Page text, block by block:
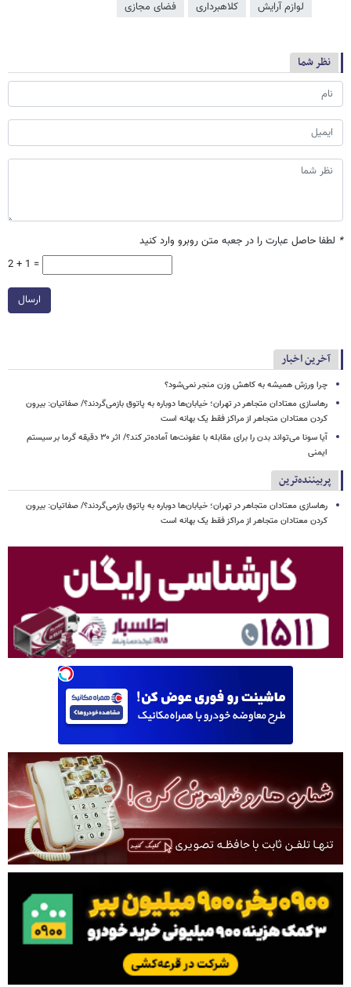
لوازم آرایش کلاهبرداری فضای مجازی
نظر شما
* لطفا حاصل عبارت را در جعبه متن روبرو وارد کنید
2 + 1 =
ارسال
آخرین اخبار
چرا ورزش همیشه به کاهش وزن منجر نمی‌شود؟
رهاسازی معتادان متجاهر در تهران؛ خیابان‌ها دوباره به پاتوق بازمی‌گردند؟/ صفاتیان: بیرون
کردن معتادان متجاهر از مراکز فقط یک بهانه است
آیا سونا می‌تواند بدن را برای مقابله با عفونت‌ها آماده‌تر کند؟/ اثر ۳۰ دقیقه گرما بر سیستم
ایمنی
پربیننده‌ترین
رهاسازی معتادان متجاهر در تهران؛ خیابان‌ها دوباره به پاتوق بازمی‌گردند؟/ صفاتیان: بیرون
کردن معتادان متجاهر از مراکز فقط یک بهانه است